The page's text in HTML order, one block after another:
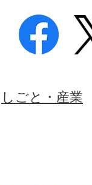
しごと・産業